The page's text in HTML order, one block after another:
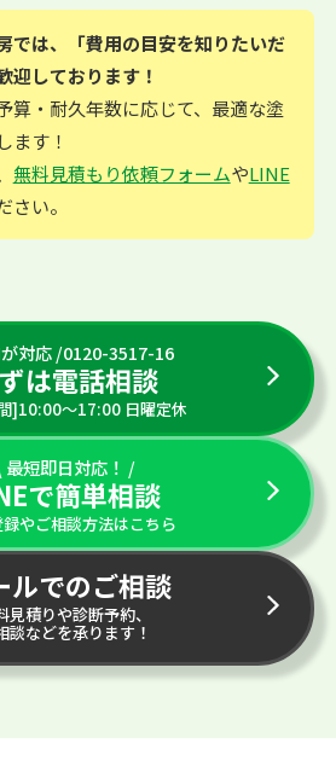
では、「費用の目安を知りたいだ
迎しております！
算・耐久年数に応じて、最適な塗
ます！
無料見積もり依頼フォームやLINE
さい。
対応 /0120-3517-16
は電話相談
]10:00〜17:00 日曜定休
最短即日対応！ /
で簡単相談
録やご相談方法はこちら
ルでのご相談
見積りや診断予約、
談などを承ります！